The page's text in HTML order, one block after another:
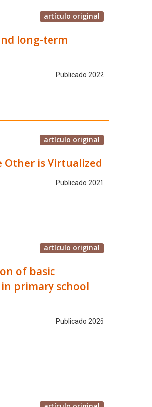
artículo original
long-term
Publicado 2022
artículo original
Other is Virtualized
Publicado 2021
artículo original
of basic
primary school
Publicado 2026